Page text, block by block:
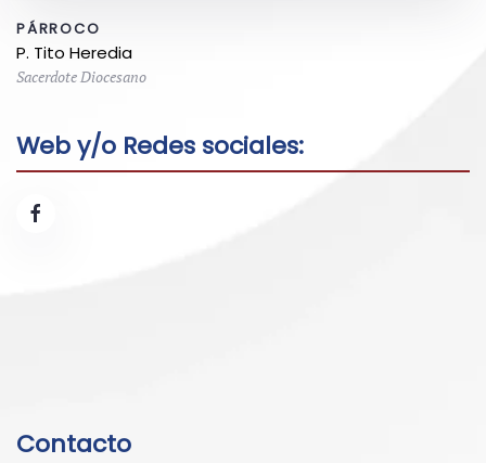
PÁRROCO
P. Tito Heredia
Sacerdote Diocesano
Web y/o Redes sociales:
Contacto